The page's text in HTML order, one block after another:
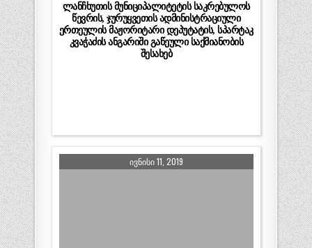
ლანჩხუთის მუნიციპალიტეტის საკრებულოს
წევრის, ჯურუყვეთის ადმინისტრაციული
ერთეულის მაჟორიტარი დეპუტატის, სპარტაკ
კვაჭაძის ანგარიში გაწეული საქმიანობის
შესახებ
ᲘᲕᲜᲘᲡᲘ 11, 2019